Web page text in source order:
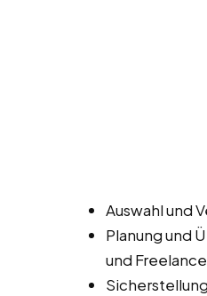
Auswahl und
Planung und
und